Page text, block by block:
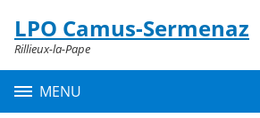
Menu de la rubrique
Contenu
LPO Camus-Sermenaz
Rillieux-la-Pape
MENU